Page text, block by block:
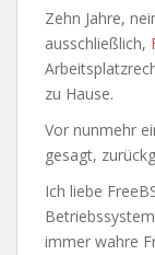
Zehn Jahre,
ausschließlich,
zu Hause.
Vor nunmehr
gesagt,
Ich liebe
immer wahre